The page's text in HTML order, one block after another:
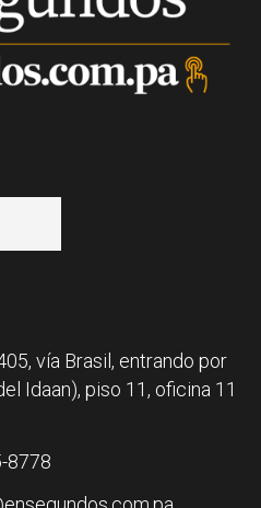
vía Brasil, entrando por
Idaan), piso 11, oficina 11
8778